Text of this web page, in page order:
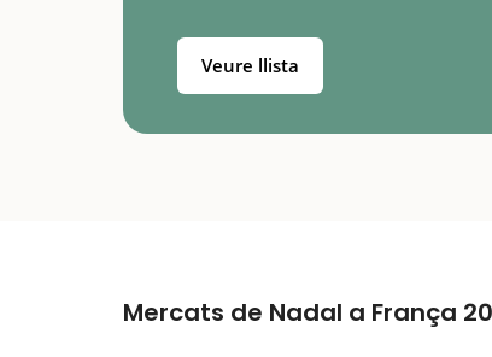
experiències úniques. A…
Veure llista
Mercats de Nadal a França